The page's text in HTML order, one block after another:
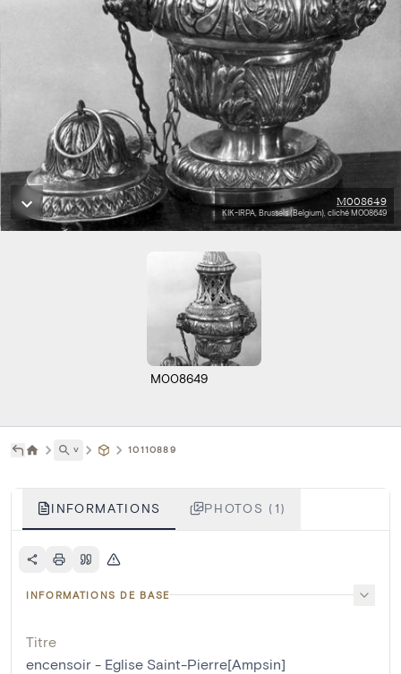
M008649
KIK-IRPA, Brussels (Belgium), cliché M008649
M008649
˅ 10110889
INFORMATIONS PHOTOS (1)
INFORMATIONS DE BASE
Titre
encensoir - Eglise Saint-Pierre[Ampsin]